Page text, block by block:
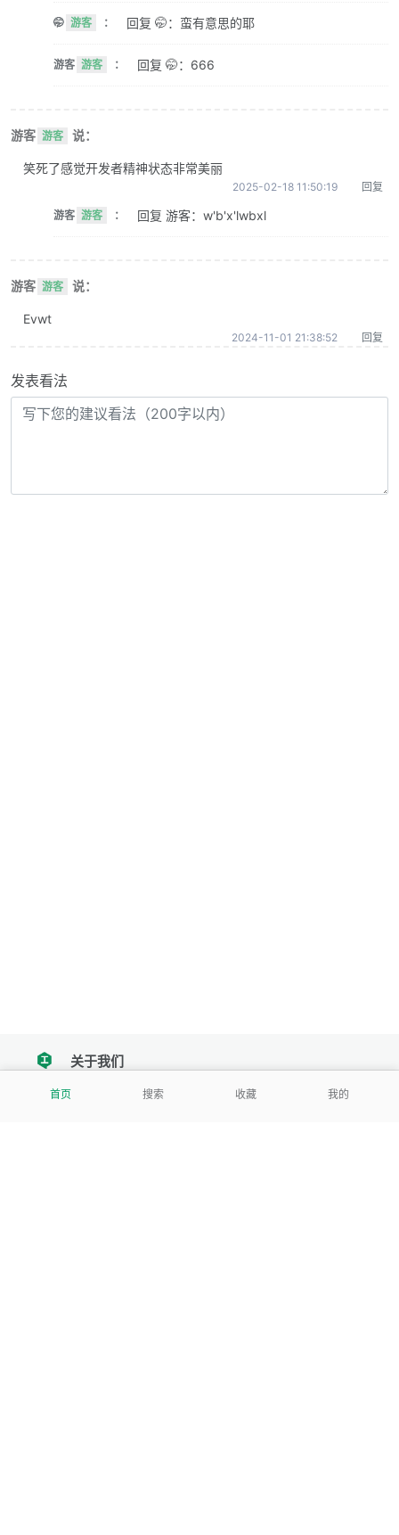
🤭 游客 ： 回复 🤭：蛮有意思的耶
游客 游客 ： 回复 🤭：666
游客 游客 说：
笑死了感觉开发者精神状态非常美丽
2025-02-18 11:50:19 回复
游客 游客 ： 回复 游客：w'b'x'lwbxl
游客 游客 说：
Evwt
2024-11-01 21:38:52 回复
发表看法
首页 搜索 收藏 我的
tencent关于我们
我们努力把每一个工具做成批量处理的产品